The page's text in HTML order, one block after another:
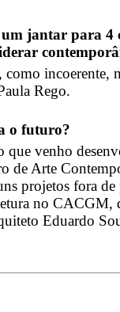
jantar para 4
incoerente,
Rego.
o futuro?
venho
de Arte
projetos fora de
no CACGM,
Eduardo